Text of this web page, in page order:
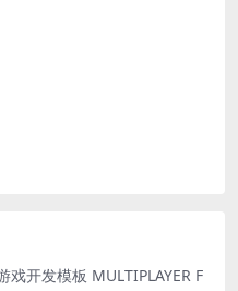
戏开发模板 MULTIPLAYER F